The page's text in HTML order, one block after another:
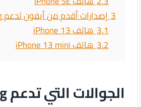
3 إصدارات أقدم من أيفون تدعم 5g
3.1هاتف iPhone 13
3.2هاتف iPhone 13 mini
الجوالات التي تدعم 5g آيفون